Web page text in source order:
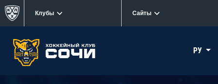
Клубы Сайты
РУ